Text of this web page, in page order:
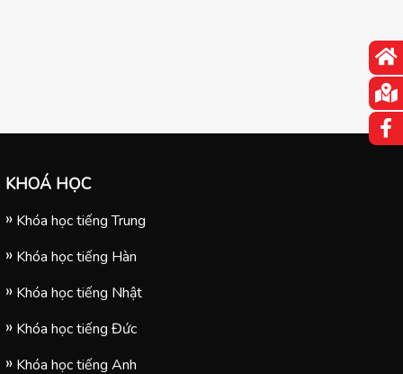
KHOÁ HỌC
Khóa học tiếng Trung
Khóa học tiếng Hàn
Khóa học tiếng Nhật
Khóa học tiếng Đức
Khóa học tiếng Anh